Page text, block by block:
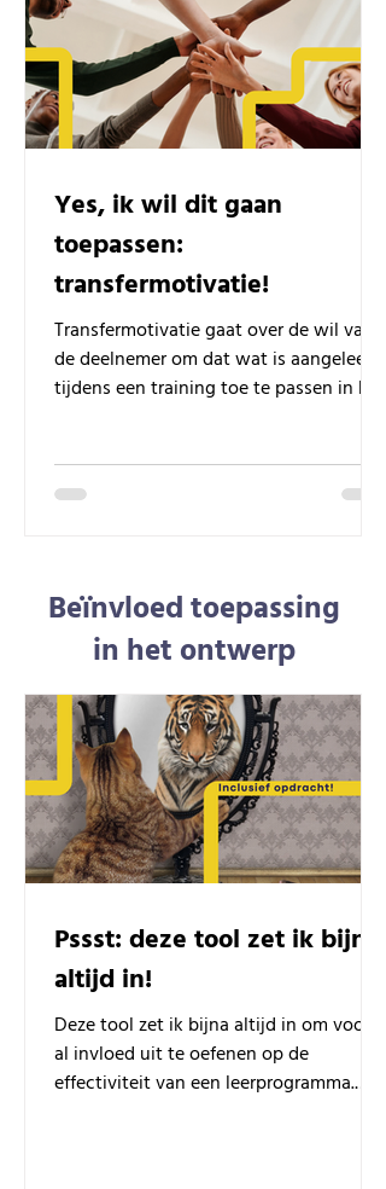
Yes, ik wil dit gaan
toepassen:
transfermotivatie!
Transfermotivatie gaat over de wil van
de deelnemer om dat wat is aangeleerd
tijdens een training toe te passen in het
Beïnvloed toepassing
in het ontwerp
Pssst: deze tool zet ik bijna
altijd in!
Deze tool zet ik bijna altijd in om vooraf
al invloed uit te oefenen op de
effectiviteit van een leerprogramma.